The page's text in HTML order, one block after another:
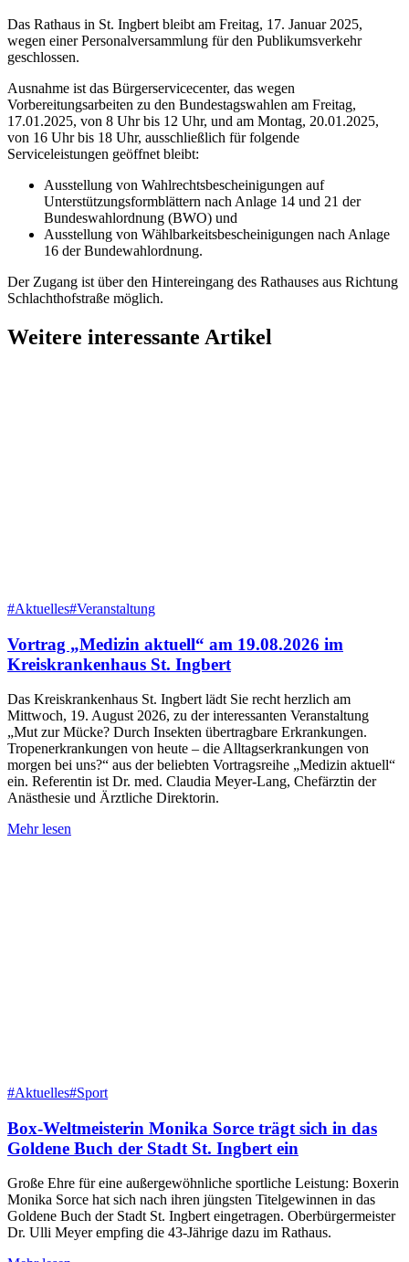
Das Rathaus in St. Ingbert bleibt am Freitag, 17. Januar 2025,
wegen einer Personalversammlung für den Publikumsverkehr
geschlossen.
Ausnahme ist das Bürgerservicecenter, das wegen
Vorbereitungsarbeiten zu den Bundestagswahlen am Freitag,
17.01.2025, von 8 Uhr bis 12 Uhr, und am Montag, 20.01.2025,
von 16 Uhr bis 18 Uhr, ausschließlich für folgende
Serviceleistungen geöffnet bleibt:
Ausstellung von Wahlrechtsbescheinigungen auf
Unterstützungsformblättern nach Anlage 14 und 21 der
Bundeswahlordnung (BWO) und
Ausstellung von Wählbarkeitsbescheinigungen nach Anlage
16 der Bundewahlordnung.
Der Zugang ist über den Hintereingang des Rathauses aus Richtung
Schlachthofstraße möglich.
Weitere interessante Artikel
#Aktuelles#Veranstaltung
Vortrag „Medizin aktuell“ am 19.08.2026 im
Kreiskrankenhaus St. Ingbert
Das Kreiskrankenhaus St. Ingbert lädt Sie recht herzlich am
Mittwoch, 19. August 2026, zu der interessanten Veranstaltung
„Mut zur Mücke? Durch Insekten übertragbare Erkrankungen.
Tropenerkrankungen von heute – die Alltagserkrankungen von
morgen bei uns?“ aus der beliebten Vortragsreihe „Medizin aktuell“
ein. Referentin ist Dr. med. Claudia Meyer-Lang, Chefärztin der
Anästhesie und Ärztliche Direktorin.
Mehr lesen
#Aktuelles#Sport
Box-Weltmeisterin Monika Sorce trägt sich in das
Goldene Buch der Stadt St. Ingbert ein
Große Ehre für eine außergewöhnliche sportliche Leistung: Boxerin
Monika Sorce hat sich nach ihren jüngsten Titelgewinnen in das
Goldene Buch der Stadt St. Ingbert eingetragen. Oberbürgermeister
Dr. Ulli Meyer empfing die 43-Jährige dazu im Rathaus.